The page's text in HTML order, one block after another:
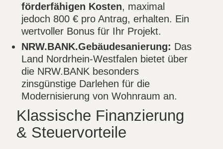
förderfähigen Kosten, maximal
jedoch 800 € pro Antrag, erhalten. Ein
wertvoller Bonus für Ihr Projekt.
NRW.BANK.Gebäudesanierung: Das
Land Nordrhein-Westfalen bietet über
die NRW.BANK besonders
zinsgünstige Darlehen für die
Modernisierung von Wohnraum an.
Klassische Finanzierung
& Steuervorteile